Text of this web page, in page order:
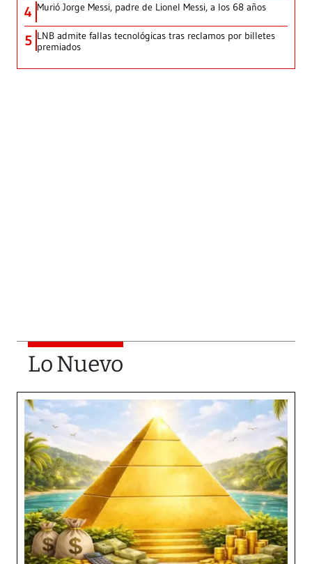
4 Murió Jorge Messi, padre de Lionel Messi, a los 68 años
5 LNB admite fallas tecnológicas tras reclamos por billetes
premiados
Lo Nuevo